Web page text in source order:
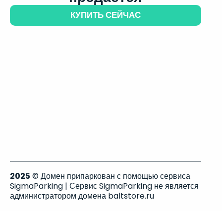
КУПИТЬ СЕЙЧАС
2025 © Домен припаркован с помощью сервиса
SigmaParking | Сервис SigmaParking не является
администратором домена baltstore.ru